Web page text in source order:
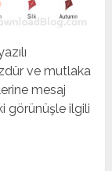
ve mutlaka
mesaj
görünüşle ilgili